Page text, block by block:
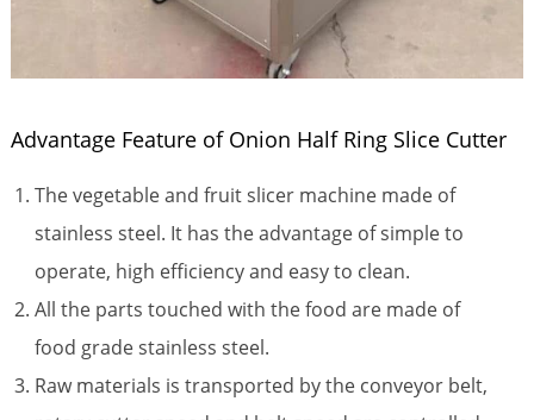
Advantage Feature of Onion Half Ring Slice Cutter
The vegetable and fruit slicer machine made of
stainless steel. It has the advantage of simple to
operate, high efficiency and easy to clean.
All the parts touched with the food are made of
food grade stainless steel.
Raw materials is transported by the conveyor belt,